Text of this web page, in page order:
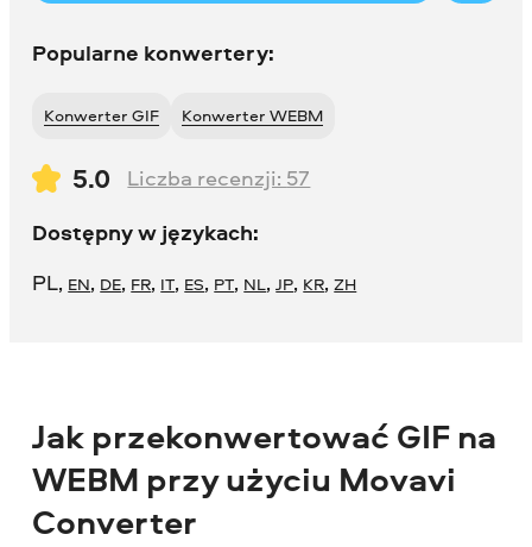
Popularne konwertery:
Konwerter GIF Konwerter WEBM
5.0 Liczba recenzji: 57
Dostępny w językach:
PL, EN, DE, FR, IT, ES, PT, NL,JP, KR,ZH
Jak przekonwertować GIF na
WEBM przy użyciu Movavi
Converter